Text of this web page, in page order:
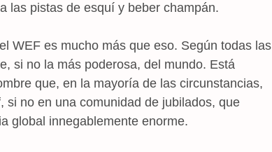
las pistas de esquí y beber champán.
WEF es mucho más que eso. Según todas las
si no la más poderosa, del mundo. Está
que, en la mayoría de las circunstancias,
no en una comunidad de jubilados, que
global innegablemente enorme.